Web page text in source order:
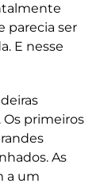
parecia ser
E nesse
Os primeiros
As
a um